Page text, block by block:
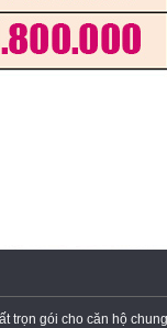
trọn gói cho căn hộ